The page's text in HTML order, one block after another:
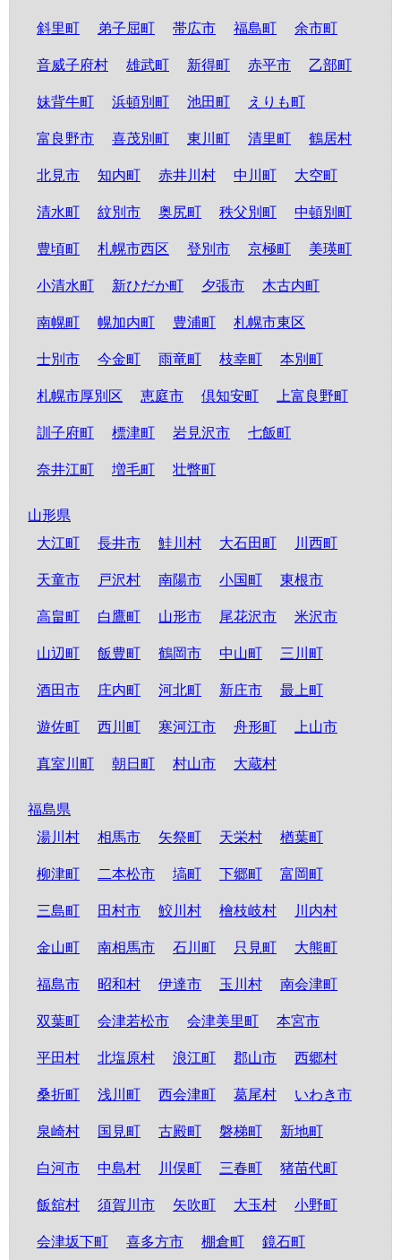
斜里町 弟子屈町 帯広市 福島町 余市町
音威子府村 雄武町 新得町 赤平市 乙部町
妹背牛町 浜頓別町 池田町 えりも町
富良野市 喜茂別町 東川町 清里町 鶴居村
北見市 知内町 赤井川村 中川町 大空町
清水町 紋別市 奥尻町 秩父別町 中頓別町
豊頃町 札幌市西区 登別市 京極町 美瑛町
小清水町 新ひだか町 夕張市 木古内町
南幌町 幌加内町 豊浦町 札幌市東区
士別市 今金町 雨竜町 枝幸町 本別町
札幌市厚別区 恵庭市 倶知安町 上富良野町
訓子府町 標津町 岩見沢市 七飯町
奈井江町 増毛町 壮瞥町
山形県
大江町
長井市 鮭川村 大石田町 川西町
天童市 戸沢村 南陽市 小国町 東根市
高畠町 白鷹町 山形市 尾花沢市 米沢市
山辺町 飯豊町 鶴岡市 中山町 三川町
酒田市 庄内町 河北町 新庄市 最上町
遊佐町 西川町 寒河江市 舟形町 上山市
真室川町 朝日町 村山市 大蔵村
福島県
湯川村
相馬市 矢祭町 天栄村 楢葉町
柳津町 二本松市 塙町 下郷町 富岡町
三島町 田村市 鮫川村 檜枝岐村 川内村
金山町 南相馬市 石川町 只見町 大熊町
福島市 昭和村 伊達市 玉川村 南会津町
双葉町 会津若松市 会津美里町 本宮市
平田村 北塩原村 浪江町 郡山市 西郷村
桑折町 浅川町 西会津町 葛尾村 いわき市
泉崎村 国見町 古殿町 磐梯町 新地町
白河市 中島村 川俣町 三春町 猪苗代町
飯舘村 須賀川市 矢吹町 大玉村 小野町
会津坂下町 喜多方市 棚倉町 鏡石町